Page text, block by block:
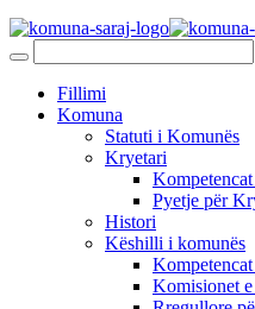
Fillimi
Komuna
Statuti i Komunës
Kryetari
Pyetje për
Histori
Këshilli i komunës
Komisionet